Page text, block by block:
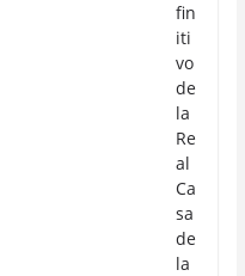
fin
iti
vo
de
la
Re
al
Ca
sa
de
la